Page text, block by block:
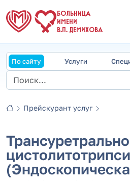
БОЛЬНИЦА
ИМЕНИ
В.П. ДЕМИХОВА
По сайту Услуги
Прейскурант услуг